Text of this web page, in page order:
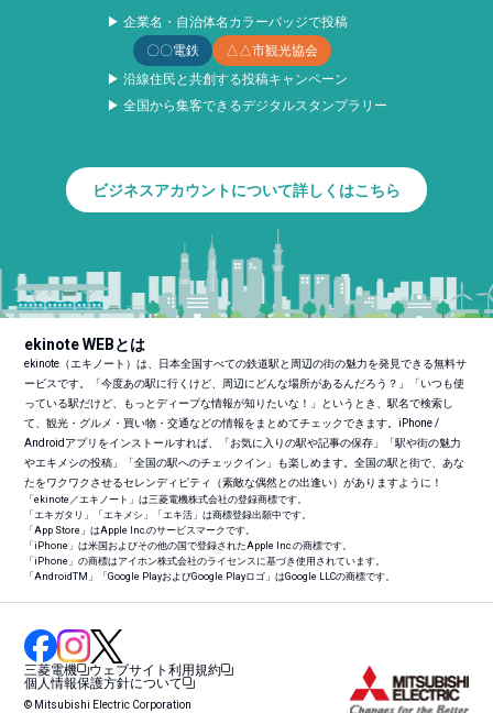
▶ 企業名・自治体名カラーバッジで投稿
〇〇電鉄
△△市観光協会
▶ 沿線住民と共創する投稿キャンペーン
▶ 全国から集客できるデジタルスタンプラリー
ビジネスアカウントについて詳しくはこちら
ekinote WEBとは
ekinote（エキノート）は、日本全国すべての鉄道駅と周辺の街の魅力を発見できる無料サ
ービスです。「今度あの駅に行くけど、周辺にどんな場所があるんだろう？」「いつも使
っている駅だけど、もっとディープな情報が知りたいな！」というとき、駅名で検索し
て、観光・グルメ・買い物・交通などの情報をまとめてチェックできます。iPhone /
Androidアプリをインストールすれば、「お気に入りの駅や記事の保存」「駅や街の魅力
やエキメシの投稿」「全国の駅へのチェックイン」も楽しめます。全国の駅と街で、あな
たをワクワクさせるセレンディピティ（素敵な偶然との出逢い）がありますように！
「ekinote／エキノート」は三菱電機株式会社の登録商標です。
「エキガタリ」「エキメシ」「エキ活」は商標登録出願中です。
「App Store」はApple Inc.のサービスマークです。
「iPhone」は米国およびその他の国で登録されたApple Inc.の商標です。
「iPhone」の商標はアイホン株式会社のライセンスに基づき使用されています。
「AndroidTM 」「Google PlayおよびGoogle Playロゴ」はGoogle LLCの商標です。
三菱電機
ウェブサイト利用規約
個人情報保護方針について
© Mitsubishi Electric Corporation